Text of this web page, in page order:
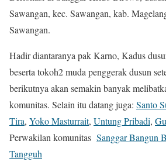
Sawangan, kec. Sawangan, kab.
Sawangan.
Hadir diantaranya pak Karno, Kadus
beserta tokoh2 muda penggerak dusun
berikutnya akan semakin banyak
komunitas. Selain itu datang juga: Santo
Tira, Yoko Masturrait, Untung Pribadi,
Perwakilan komunitas Sanggar Bangun
Tangguh